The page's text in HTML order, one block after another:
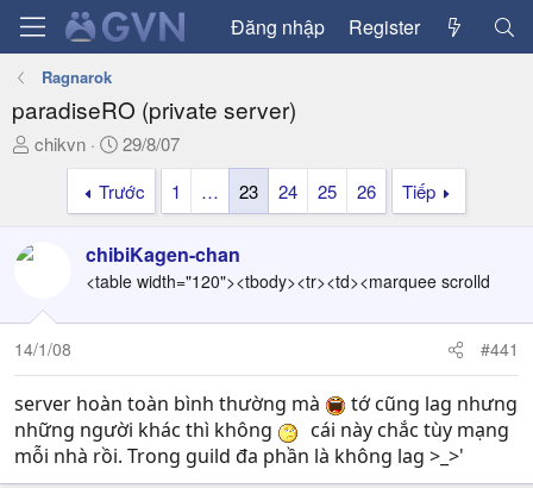
Đăng nhập Register
Ragnarok
paradiseRO (private server)
T
t
a
e
r
chikvn
N
g
à
y
g
ử
i
29/8/07
Trước
1 … 23 24 25 26 Tiếp
chibiKagen-chan
<table width="120"><tbody><tr><td><marquee scrolld
14/1/08 #441
server hoàn toàn bình thường mà
tớ cũng lag nhưng
những người khác thì không
cái này chắc tùy mạng
mỗi nhà rồi. Trong guild đa phần là không lag >_>'